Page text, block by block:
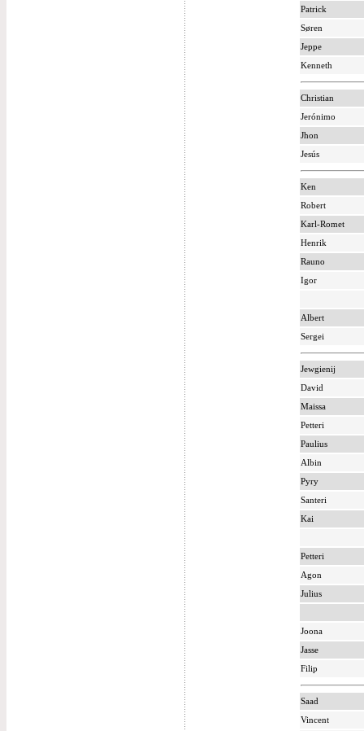
Patrick
Søren
Jeppe
Kenneth
Christian
Jerónimo
Jhon
Jesús
Ken
Robert
Karl-Romet
Henrik
Rauno
Igor
Albert
Sergei
Jewgienij
David
Maissa
Petteri
Paulius
Albin
Pyry
Santeri
Kai
Petteri
Agon
Julius
Joona
Jasse
Filip
Saad
Vincent